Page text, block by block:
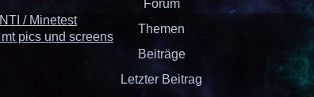
Forum
Themen
Beiträge
Letzter Beitrag
/ Minetest
mt pics und screens